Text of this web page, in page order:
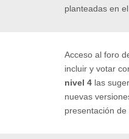
planteadas en
Acceso al foro
incluir y votar
nivel 4 las
nuevas
presentación